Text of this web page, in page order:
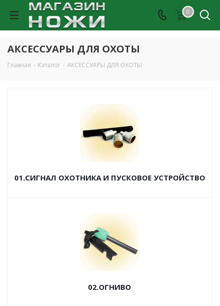
0
АКСЕССУАРЫ ДЛЯ ОХОТЫ
Главная - Каталог - АКСЕССУАРЫ ДЛЯ ОХОТЫ
01.СИГНАЛ ОХОТНИКА И ПУСКОВОЕ УСТРОЙСТВО
02.ОГНИВО